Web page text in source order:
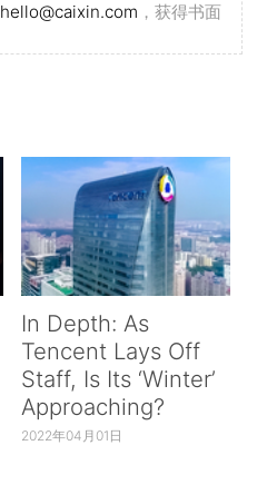
hello@caixin.com ，获得书面
In Depth: As
Tencent Lays Off
Staff, Is Its ‘Winter’
Approaching?
2022年04月01日